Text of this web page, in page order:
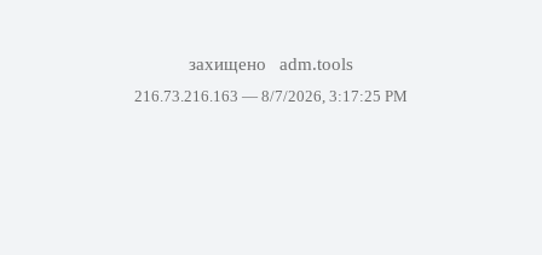
захищено adm.tools
216.73.216.163 — 8/7/2026, 3:17:25 PM